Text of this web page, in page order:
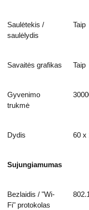
Saulėtekis /
saulėlydis
Taip
Savaitės grafikas Taip
Gyvenimo
trukmė
Dydis 60 x
Sujungiamumas
Bezlaidis / "Wi-
Fi" protokolas